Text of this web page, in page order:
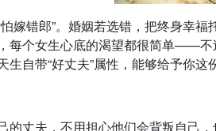
嫁错郎”。婚姻若选错，把终身幸
每个女生心底的渴望都很简单——
生自带“好丈夫”属性，能够给予你
的丈夫，不用担心他们会背叛自己